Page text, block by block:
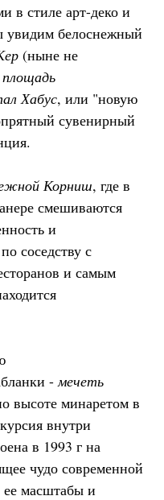
в стиле арт-деко и
увидим белоснежный
(ныне не
площадь
Хабус, или "новую
сувенирный
Корниш, где в
смешиваются
и
соседству с
и самым
-мечеть
высоте минаретом в
внутри
в 1993 г на
чудо современной
масштабы и